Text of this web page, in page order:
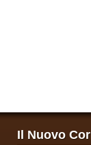
Il Nuovo